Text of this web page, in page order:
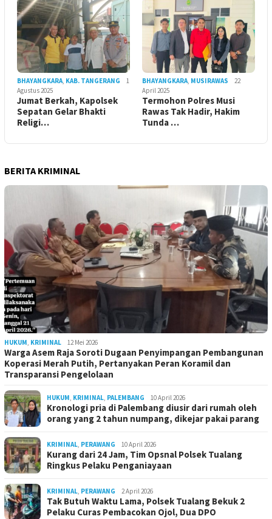
BHAYANGKARA, KAB. TANGERANG
1
Agustus 2025
Jumat Berkah, Kapolsek
Sepatan Gelar Bhakti
Religi…
BHAYANGKARA, MUSIRAWAS
22
April 2025
Termohon Polres Musi
Rawas Tak Hadir, Hakim
Tunda …
BERITA KRIMINAL
HUKUM, KRIMINAL 12 Mei 2026
Warga Asem Raja Soroti Dugaan Penyimpangan Pembangunan
Koperasi Merah Putih, Pertanyakan Peran Koramil dan
Transparansi Pengelolaan
HUKUM, KRIMINAL, PALEMBANG 10 April 2026
Kronologi pria di Palembang diusir dari rumah oleh
orang yang 2 tahun numpang, dikejar pakai parang
KRIMINAL, PERAWANG 10 April 2026
Kurang dari 24 Jam, Tim Opsnal Polsek Tualang
Ringkus Pelaku Penganiayaan
KRIMINAL, PERAWANG 2 April 2026
Tak Butuh Waktu Lama, Polsek Tualang Bekuk 2
Pelaku Curas Pembacokan Ojol, Dua DPO